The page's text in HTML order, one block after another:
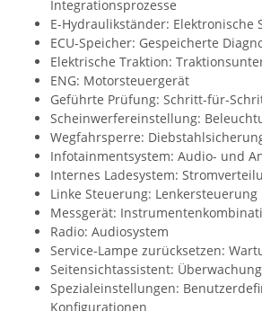
Integrationsprozesse
E-Hydraulikständer: Elektronische
ECU-Speicher: Gespeicherte
Elektrische Traktion:
ENG: Motorsteuergerät
Geführte Prüfung: Schritt-für-
Scheinwerfereinstellung:
Wegfahrsperre:
Infotainmentsystem: Audio- und
Internes Ladesystem:
Linke Steuerung: Lenkersteuerung
Messgerät:
Radio: Audiosystem
Service-Lampe zurücksetzen:
Seitensichtassistent:
Spezialeinstellungen:
Konfigurationen